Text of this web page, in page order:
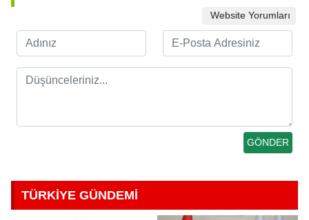
Website Yorumları
TÜRKİYE GÜNDEMİ